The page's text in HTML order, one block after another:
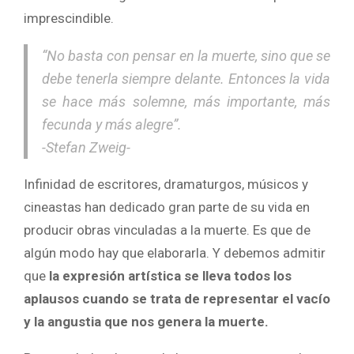
imprescindible.
“No basta con pensar en la muerte, sino que se
debe tenerla siempre delante. Entonces la vida
se hace más solemne, más importante, más
fecunda y más alegre”.
-Stefan Zweig-
Infinidad de escritores, dramaturgos, músicos y
cineastas han dedicado gran parte de su vida en
producir obras vinculadas a la muerte. Es que de
algún modo hay que elaborarla. Y debemos admitir
que la expresión artística se lleva todos los
aplausos cuando se trata de representar el vacío
y la angustia que nos genera la muerte.